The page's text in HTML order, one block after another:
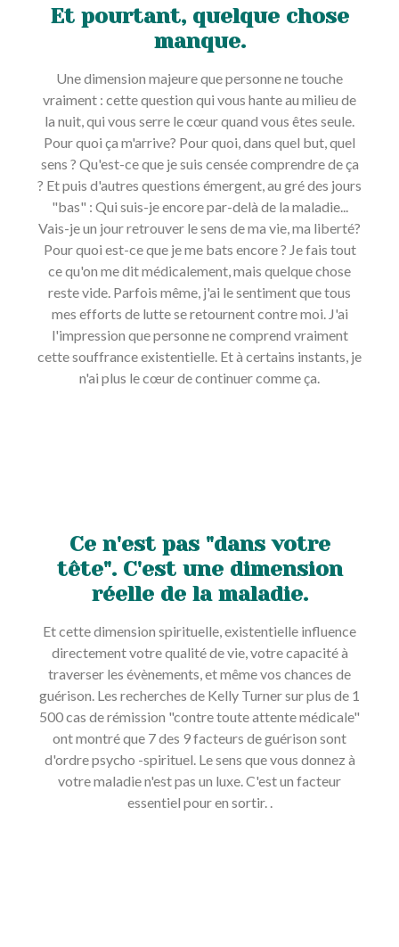
Et pourtant, quelque chose
manque.
Une dimension majeure que personne ne touche
vraiment : cette question qui vous hante au milieu de
la nuit, qui vous serre le cœur quand vous êtes seule.
Pour quoi ça m'arrive? Pour quoi, dans quel but, quel
sens ? Qu'est-ce que je suis censée comprendre de ça
? Et puis d'autres questions émergent, au gré des jours
"bas" : Qui suis-je encore par-delà de la maladie...
Vais-je un jour retrouver le sens de ma vie, ma liberté?
Pour quoi est-ce que je me bats encore ? Je fais tout
ce qu'on me dit médicalement, mais quelque chose
reste vide. Parfois même, j'ai le sentiment que tous
mes efforts de lutte se retournent contre moi. J'ai
l'impression que personne ne comprend vraiment
cette souffrance existentielle. Et à certains instants, je
n'ai plus le cœur de continuer comme ça.
Ce n'est pas "dans votre
tête". C'est une dimension
réelle de la maladie.
Et cette dimension spirituelle, existentielle influence
directement votre qualité de vie, votre capacité à
traverser les évènements, et même vos chances de
guérison. Les recherches de Kelly Turner sur plus de 1
500 cas de rémission "contre toute attente médicale"
ont montré que 7 des 9 facteurs de guérison sont
d'ordre psycho -spirituel. Le sens que vous donnez à
votre maladie n'est pas un luxe. C'est un facteur
essentiel pour en sortir. .